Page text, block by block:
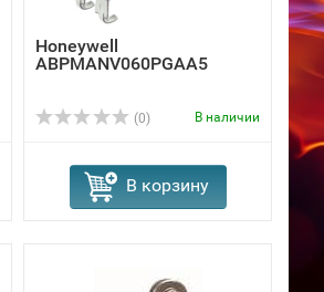
Honeywell
ABPMANV060PGAA5
(0) В наличии
В корзину